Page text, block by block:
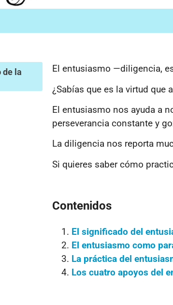
de la
El entusiasmo —diligencia,
¿Sabías que es la virtud que
El entusiasmo nos ayuda a
perseverancia constante y
La diligencia nos reporta
Si quieres saber cómo
Contenidos
El significado del
El entusiasmo como
La práctica del
Los cuatro apoyos del